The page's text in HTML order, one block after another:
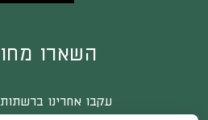
השארו
עקבו אחרינו